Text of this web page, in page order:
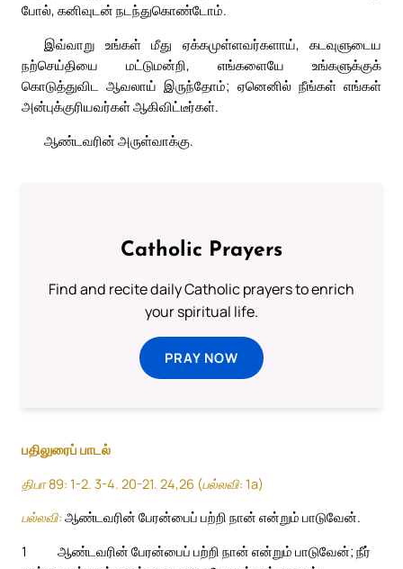
போல், கனிவுடன் நடந்துகொண்டோம்.
இவ்வாறு உங்கள் மீது ஏக்கமுள்ளவர்களாய், கடவுளுடைய
நற்செய்தியை மட்டுமன்றி, எங்களையே உங்களுக்குக்
கொடுத்துவிட ஆவலாய் இருந்தோம்; ஏனெனில் நீங்கள் எங்கள்
அன்புக்குரியவர்கள் ஆகிவிட்டீர்கள்.
ஆண்டவரின் அருள்வாக்கு.
Catholic Prayers
Find and recite daily Catholic prayers to enrich
your spiritual life.
PRAY NOW
பதிலுரைப் பாடல்
திபா 89: 1-2. 3-4. 20-21. 24,26 (பல்லவி: 1a)
பல்லவி: ஆண்டவரின் பேரன்பைப் பற்றி நான் என்றும் பாடுவேன்.
1
ஆண்டவரின் பேரன்பைப் பற்றி நான் என்றும் பாடுவேன்; நீர்